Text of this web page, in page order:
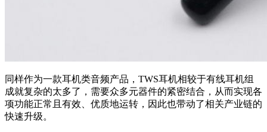
同样作为一款耳机类音频产品，TWS耳机相较于有线耳机组
成就复杂的太多了，需要众多元器件的紧密结合，从而实现各
项功能正常且有效、优质地运转，因此也带动了相关产业链的
快速升级。